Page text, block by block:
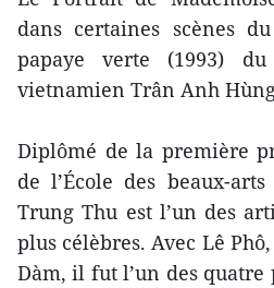
dans certaines scènes
papaye verte (1993)
vietnamien Trân Anh
Diplômé de la première
de l’École des beaux-
Trung Thu est l’un des
plus célèbres. Avec Lê
Dàm, il fut l’un des